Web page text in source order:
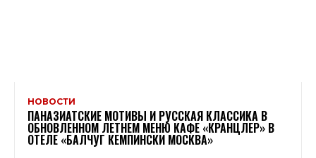
НОВОСТИ
ПАНАЗИАТСКИЕ МОТИВЫ И РУССКАЯ КЛАССИКА В
ОБНОВЛЕННОМ ЛЕТНЕМ МЕНЮ КАФЕ «КРАНЦЛЕР» В
ОТЕЛЕ «БАЛЧУГ КЕМПИНСКИ МОСКВА»